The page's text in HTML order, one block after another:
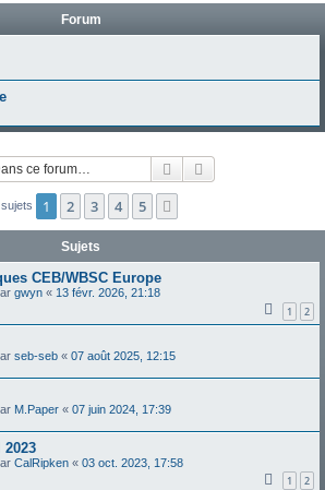
Forum
Rechercher
1 2 3 4 5
Sujets
CEB/WBSC Europe
gwyn « 13 févr. 2026, 21:18
1 2
seb-seb « 07 août 2025, 12:15
M.Paper « 07 juin 2024, 17:39
2023
CalRipken « 03 oct. 2023, 17:58
1 2